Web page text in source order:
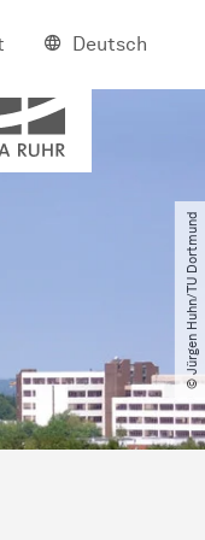
Deutsch
© Jürgen Huhn​/​TU Dortmund